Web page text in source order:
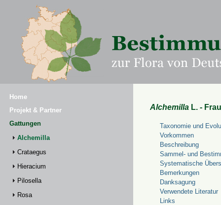
Home
Projekt & Partner
Gattungen
Alchemilla
Crataegus
Hieracium
Pilosella
Rosa
Alchemilla L. -
Taxonomie und
Vorkommen
Beschreibung
Sammel- und
Systematische
Bemerkungen
Danksagung
Verwendete Literatur
Links